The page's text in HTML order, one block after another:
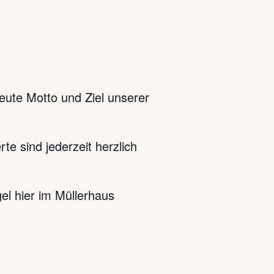
Motto und Ziel unserer
sind jederzeit herzlich
hier im Müllerhaus